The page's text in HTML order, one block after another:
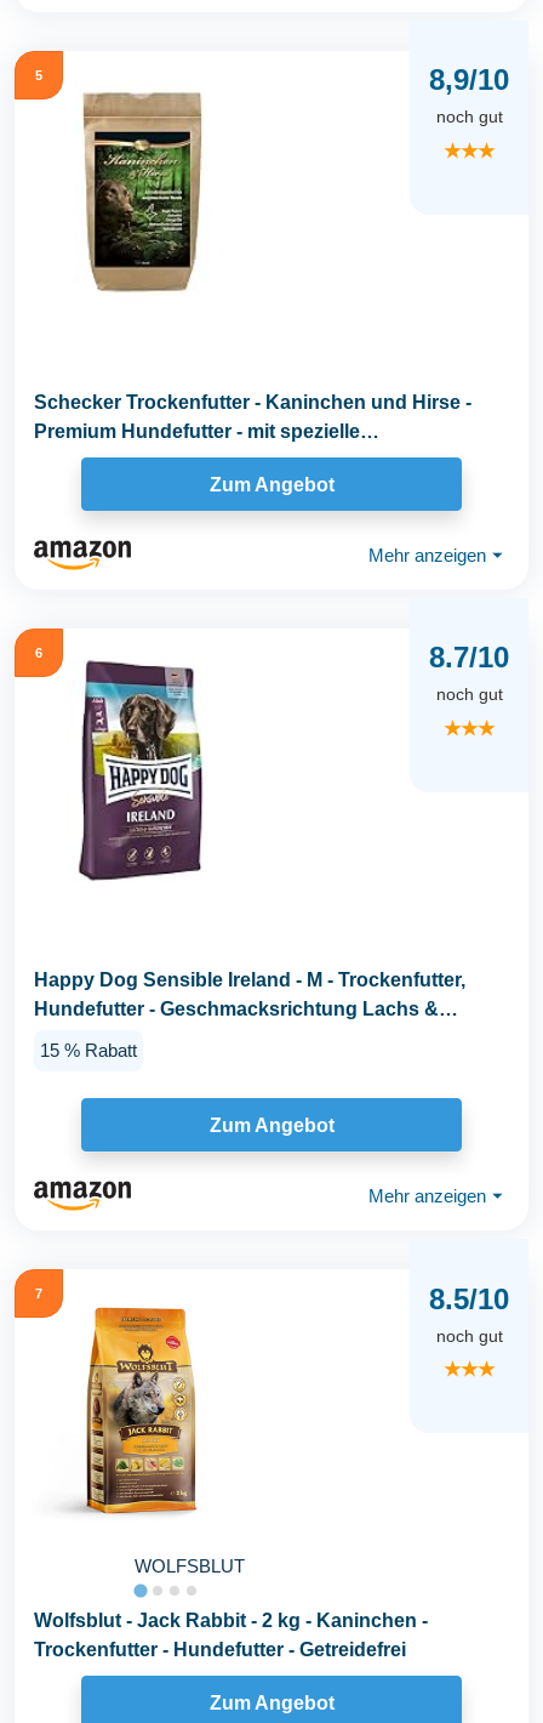
5 8,9/10
noch gut
★★★
Schecker Trockenfutter - Kaninchen und Hirse -
Premium Hundefutter - mit spezielle
Kräutermischung...
Zum Angebot
Mehr anzeigen ⏷
6 8.7/10
noch gut
★★★
Happy Dog Sensible Ireland - M - Trockenfutter,
Hundefutter - Geschmacksrichtung Lachs &
15 % Rabatt
Zum Angebot
Mehr anzeigen ⏷
7
WOLFSBLUT
8.5/10
noch gut
★★★
Wolfsblut - Jack Rabbit - 2 kg - Kaninchen -
Trockenfutter - Hundefutter - Getreidefrei
Zum Angebot